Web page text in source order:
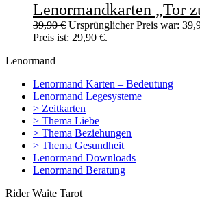
Lenormandkarten „Tor
39,90€ Ursprünglicher Preis war:
Preis ist: 29,90 €.
Lenormand
Lenormand Karten – Bedeutung
Lenormand Legesysteme
> Zeitkarten
> Thema Liebe
> Thema Beziehungen
> Thema Gesundheit
Lenormand Downloads
Lenormand Beratung
Rider Waite Tarot